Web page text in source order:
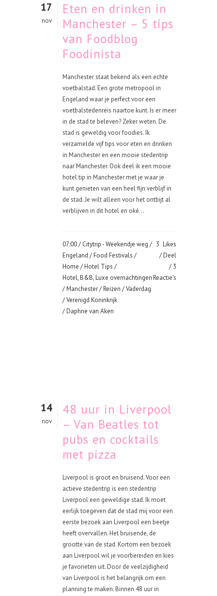
17
nov
Eten en drinken in
Manchester – 5 tips
van Foodblog
Foodinista
Manchester staat bekend als een echte
voetbalstad. Een grote metropool in
Engeland waar je perfect voor een
voetbalstedenreis naartoe kunt. Is er meer
in de stad te beleven? Zeker weten. De
stad is geweldig voor foodies. Ik
verzamelde vijf tips voor eten en drinken
in Manchester en een mooie stedentrip
naar Manchester. Ook deel ik een mooie
hotel tip in Manchester met je waar je
kunt genieten van een heel fijn verblijf in
de stad. Je wilt alleen voor het ontbijt al
verblijven in dit hotel en oké...
07:00 / Citytrip - Weekendje weg /
Engeland /Food Festivals /
Home /Hotel Tips /
Hotel, B&B, Luxe overnachtingen
/Manchester/Reizen /Vaderdag
/Verenigd Koninkrijk
/ Daphne van Aken
3 Likes
Deel
3
Reactie's
14
nov
48 uur in Liverpool
– Van Beatles tot
pubs en cocktails
met pizza
Liverpool is groot en bruisend. Voor een
actieve stedentrip is een stedentrip
Liverpool een geweldige stad. Ik moet
eerlijk toegeven dat de stad mij voor een
eerste bezoek aan Liverpool een beetje
heeft overvallen. Het bruisende, de
grootte van de stad. Kortom een bezoek
aan Liverpool wil je voorbereiden en kies
je favorieten uit. Door de veelzijdigheid
van Liverpool is het belangrijk om een
planning te maken. Binnen 48 uur in